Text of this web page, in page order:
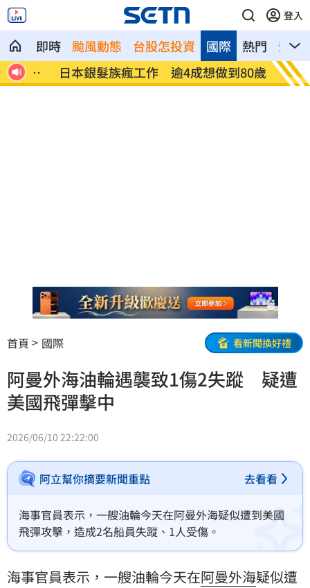
登入
即時 颱風動態 台股怎投資 熱門 影音
國際
日本銀髮族瘋工作 逾4成想做到80歲
解散
場
首頁 國際 看新聞換好禮
阿曼外海油輪遇襲致1傷2失蹤 疑遭
美國飛彈擊中
2026/06/10 22:22:00
阿立幫你摘要新聞重點 去看看
海事官員表示，一艘油輪今天在阿曼外海疑似遭到美國
飛彈攻擊，造成2名船員失蹤、1人受傷。
海事官員表示，一艘油輪今天在阿曼外海疑似遭